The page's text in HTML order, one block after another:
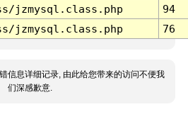
jzmysql.class.php
94
jzmysql.class.php 76
信息详细记录, 由此给您带来的访问不便我
们深感歉意.